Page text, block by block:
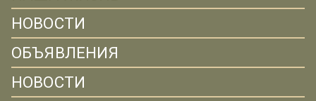
НОВОСТИ
ОБЪЯВЛЕНИЯ
НОВОСТИ